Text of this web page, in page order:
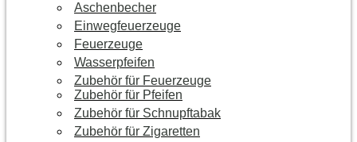
Aschenbecher
Einwegfeuerzeuge
Feuerzeuge
Wasserpfeifen
Zubehör für Feuerzeuge
Zubehör für Pfeifen
Zubehör für Schnupftabak
Zubehör für Zigaretten